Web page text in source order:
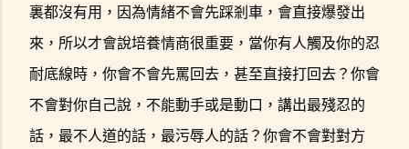
裏都沒有用，因為情緒不會先踩剎車，會直接爆發出
來，所以才會說培養情商很重要，當你有人觸及你的忍
耐底線時，你會不會先罵回去，甚至直接打回去？你會
不會對你自己說，不能動手或是動口，講出最殘忍的
話，最不人道的話，最污辱人的話？你會不會對對方